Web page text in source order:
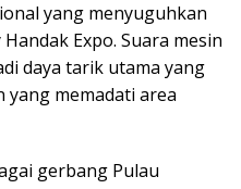
yang menyuguhkan
Expo. Suara mesin
daya tarik utama yang
memadati area
gerbang Pulau